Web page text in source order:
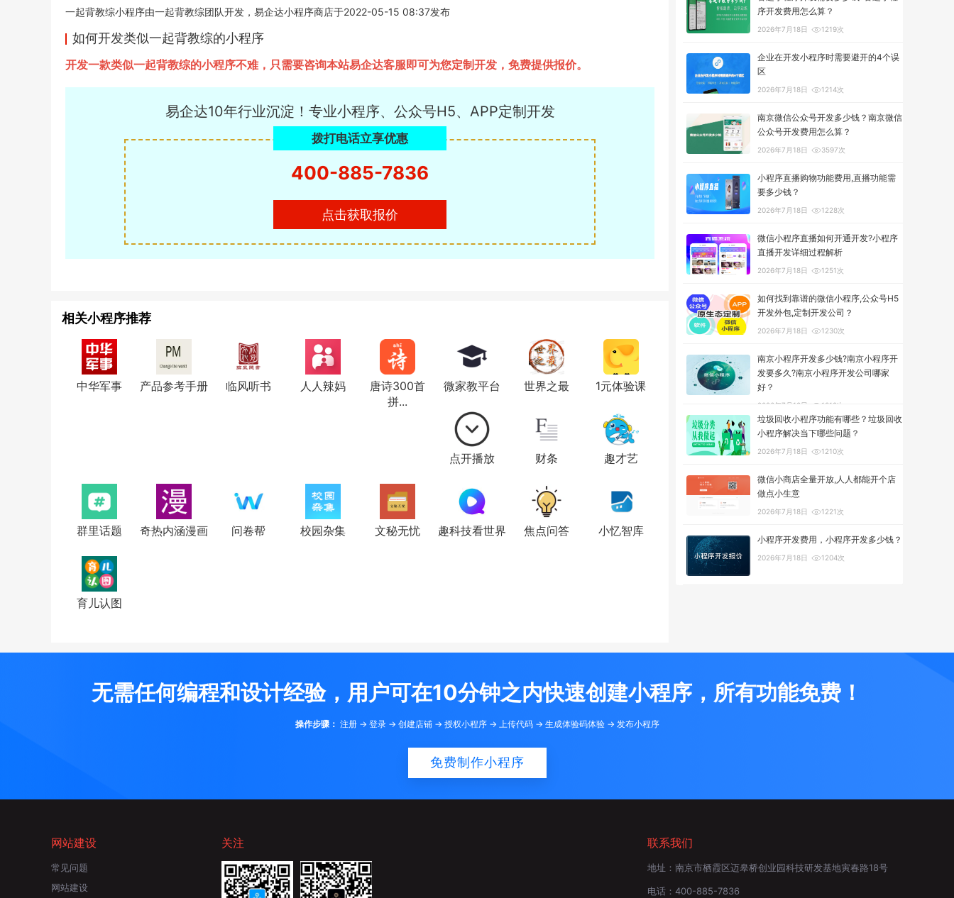
一起背教综小程序由一起背教综团队开发，易企达小程序商店于2022-05-15 08:37发布
如何开发类似一起背教综的小程序
开发一款类似一起背教综的小程序不难，只需要咨询本站易企达客服即可为您定制开发，免费提供报价。
易企达10年行业沉淀！专业小程序、公众号H5、APP定制开发
拨打电话立享优惠
400-885-7836
点击获取报价
相关小程序推荐
中华军事 产品参考手册 临风听书 人人辣妈
唐诗300首
拼...
微家教平台 世界之最 1元体验课
点开播放 财条 趣才艺
群里话题 奇热内涵漫画 问卷帮 校园杂集 文秘无忧 趣科技看世界 焦点问答 小忆智库
育儿认图
序开发费用怎么算？
2026年7月18日 1219次
企业在开发小程序时需要避开的4个误
区
2026年7月18日 1214次
南京微信公众号开发多少钱？南京微信
公众号开发费用怎么算？
2026年7月18日 3597次
小程序直播购物功能费用,直播功能需
要多少钱？
2026年7月18日 1228次
微信小程序直播如何开通开发?小程序
直播开发详细过程解析
2026年7月18日 1251次
如何找到靠谱的微信小程序,公众号H5
开发外包,定制开发公司？
2026年7月18日 1230次
南京小程序开发多少钱?南京小程序开
发要多久?南京小程序开发公司哪家
好？
2026年7月18日 1312次
垃圾回收小程序功能有哪些？垃圾回收
小程序解决当下哪些问题？
2026年7月18日 1210次
微信小商店全量开放,人人都能开个店
做点小生意
2026年7月18日 1221次
小程序开发费用，小程序开发多少钱？
2026年7月18日 1204次
无需任何编程和设计经验，用户可在10分钟之内快速创建小程序，所有功能免费！
操作步骤： 注册 -> 登录 -> 创建店铺 -> 授权小程序 -> 上传代码 -> 生成体验码体验 -> 发布小程序
免费制作小程序
网站建设
常见问题
网站建设
关注 联系我们
地址： 南京市栖霞区迈皋桥创业园科技研发基地寅春路18号
电话： 400-885-7836